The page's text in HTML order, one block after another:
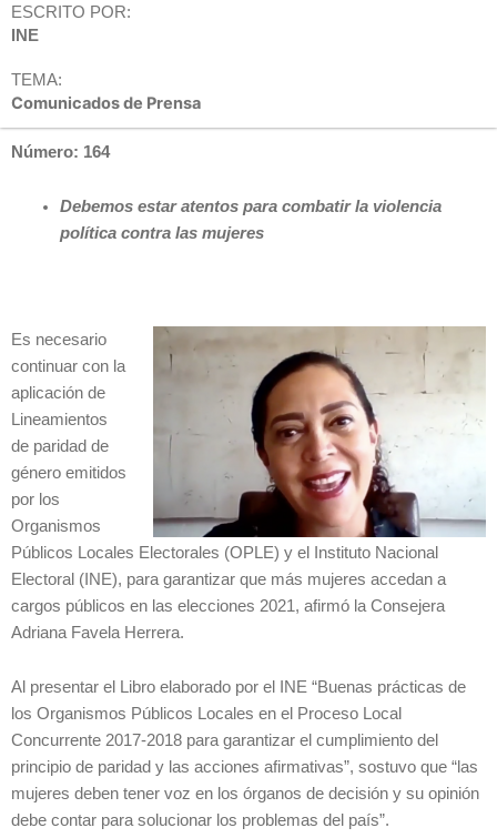
ESCRITO POR:
INE
TEMA:
Comunicados de Prensa
Número: 164
Debemos estar atentos para combatir la violencia
política contra las mujeres
Es necesario
continuar con la
aplicación de
Lineamientos
de paridad de
género emitidos
por los
Organismos
Públicos Locales Electorales (OPLE) y el Instituto Nacional
Electoral (INE), para garantizar que más mujeres accedan a
cargos públicos en las elecciones 2021, afirmó la Consejera
Adriana Favela Herrera.
Al presentar el Libro elaborado por el INE “Buenas prácticas de
los Organismos Públicos Locales en el Proceso Local
Concurrente 2017-2018 para garantizar el cumplimiento del
principio de paridad y las acciones afirmativas”, sostuvo que “las
mujeres deben tener voz en los órganos de decisión y su opinión
debe contar para solucionar los problemas del país”.